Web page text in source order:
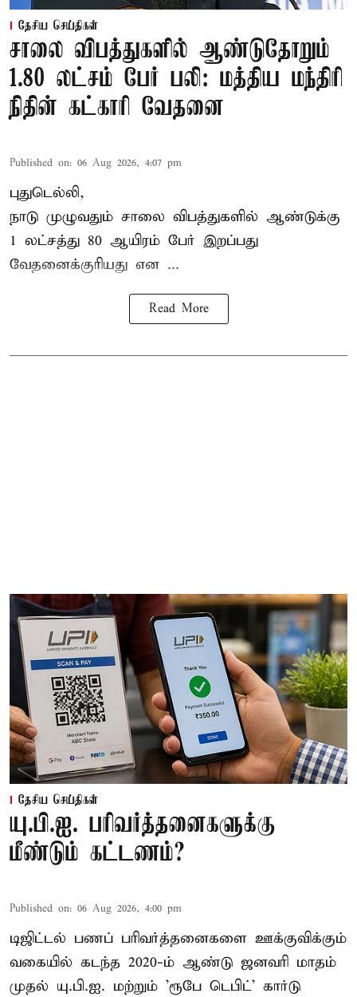
தேசிய செய்திகள்
சாலை விபத்துகளில் ஆண்டுதோறும்
1.80 லட்சம் பேர் பலி: மத்திய மந்திரி
நிதின் கட்காரி வேதனை
Published on: 06 Aug 2026, 4:07 pm
புதுடெல்லி,
நாடு முழுவதும் சாலை விபத்துகளில் ஆண்டுக்கு
1 லட்சத்து 80 ஆயிரம் பேர் இறப்பது
வேதனைக்குரியது என ...
Read More
தேசிய செய்திகள்
யு.பி.ஐ. பரிவர்த்தனைகளுக்கு
மீண்டும் கட்டணம்?
Published on: 06 Aug 2026, 4:00 pm
டிஜிட்டல் பணப் பரிவர்த்தனைகளை ஊக்குவிக்கும்
வகையில் கடந்த 2020-ம் ஆண்டு ஜனவரி மாதம்
முதல் யு.பி.ஐ. மற்றும் 'ரூபே டெபிட்' கார்டு